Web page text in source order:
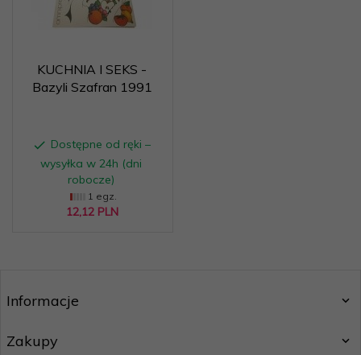
KUCHNIA I SEKS -
Bazyli Szafran 1991
Dostępne od ręki –
wysyłka w 24h (dni
robocze)
1 egz.
12,12 PLN
Informacje
Zakupy